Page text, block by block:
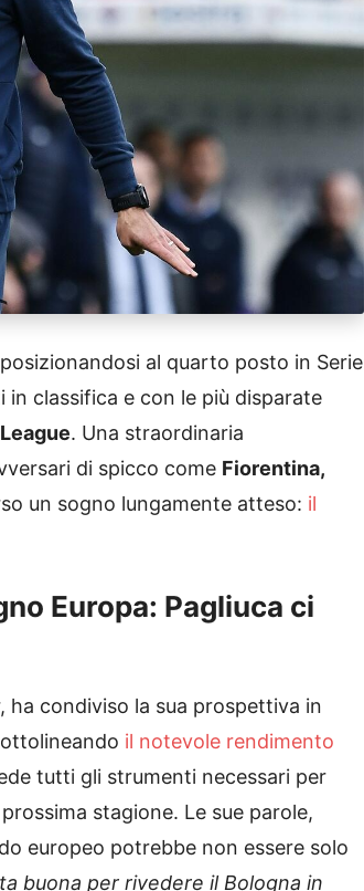
al quarto posto in Serie
classifica e con le più disparate
. Una straordinaria
di spicco come Fiorentina,
un sogno lungamente atteso: il
Europa: Pagliuca ci
ha condiviso la sua prospettiva in
il notevole rendimento
tutti gli strumenti necessari per
stagione. Le sue parole,
europeo potrebbe non essere solo
buona per rivedere il Bologna in